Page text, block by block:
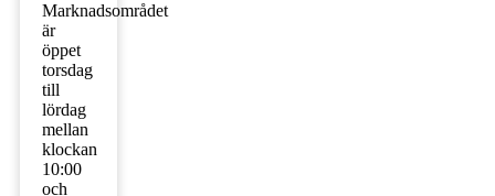
Marknadsområdet
är
öppet
torsdag
till
lördag
mellan
klockan
10:00
och